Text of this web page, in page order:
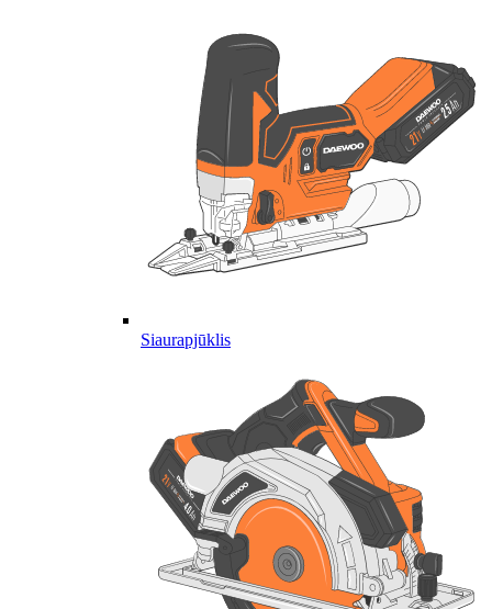
Siaurapjūklis